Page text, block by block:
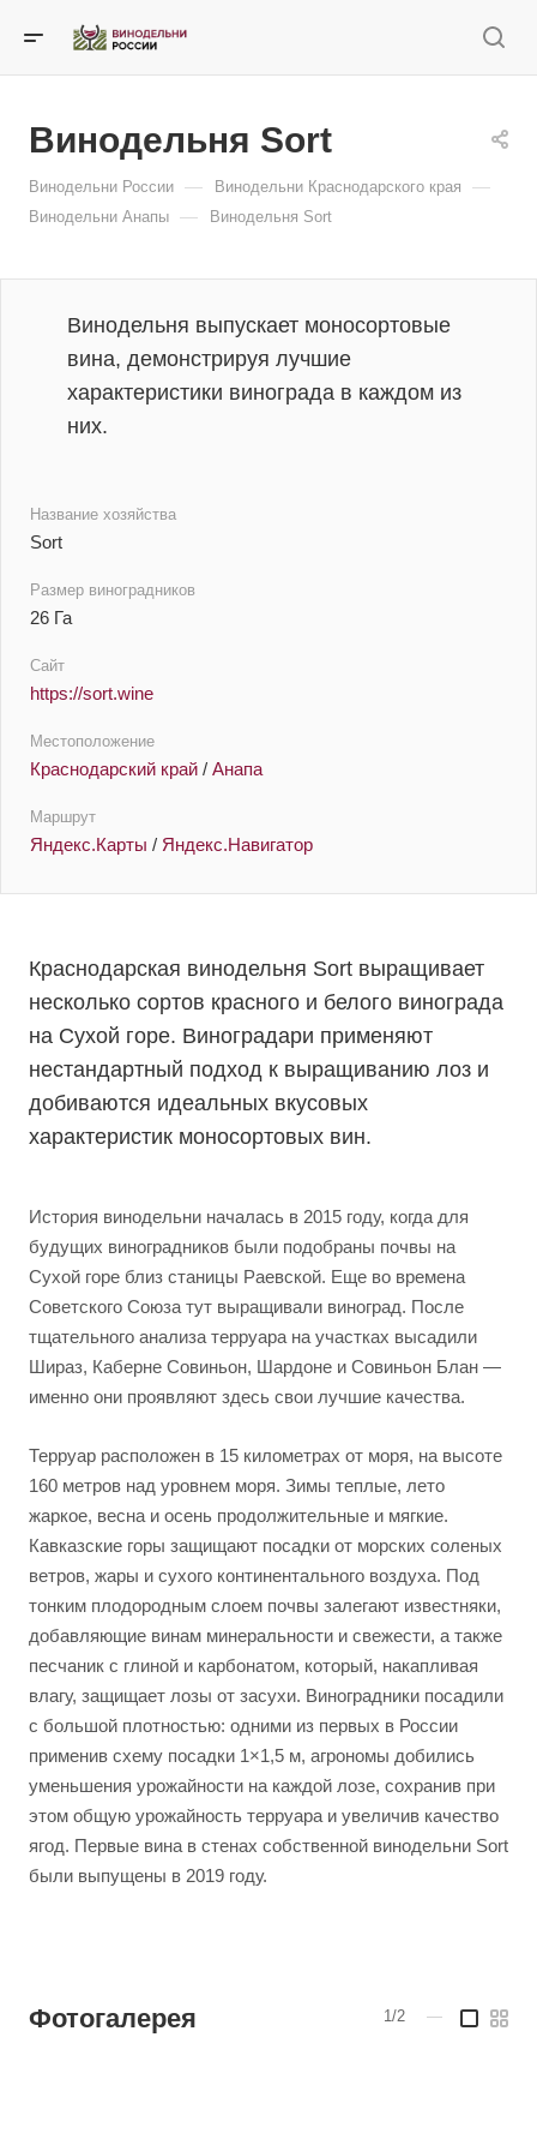
Винодельня Sort
Винодельни России — Винодельни Краснодарского края —
Винодельни Анапы — Винодельня Sort
Винодельня выпускает моносортовые
вина, демонстрируя лучшие
характеристики винограда в каждом из
них.
Название хозяйства
Sort
Размер виноградников
26 Га
Сайт
https://sort.wine
Местоположение
Краснодарский край / Анапа
Маршрут
Яндекс.Карты / Яндекс.Навигатор
Краснодарская винодельня Sort выращивает
несколько сортов красного и белого винограда
на Сухой горе. Виноградари применяют
нестандартный подход к выращиванию лоз и
добиваются идеальных вкусовых
характеристик моносортовых вин.
История винодельни началась в 2015 году, когда для
будущих виноградников были подобраны почвы на
Сухой горе близ станицы Раевской. Еще во времена
Советского Союза тут выращивали виноград. После
тщательного анализа терруара на участках высадили
Шираз, Каберне Совиньон, Шардоне и Совиньон Блан —
именно они проявляют здесь свои лучшие качества.
Терруар расположен в 15 километрах от моря, на высоте
160 метров над уровнем моря. Зимы теплые, лето
жаркое, весна и осень продолжительные и мягкие.
Кавказские горы защищают посадки от морских соленых
ветров, жары и сухого континентального воздуха. Под
тонким плодородным слоем почвы залегают известняки,
добавляющие винам минеральности и свежести, а также
песчаник с глиной и карбонатом, который, накапливая
влагу, защищает лозы от засухи. Виноградники посадили
с большой плотностью: одними из первых в России
применив схему посадки 1×1,5 м, агрономы добились
уменьшения урожайности на каждой лозе, сохранив при
этом общую урожайность терруара и увеличив качество
ягод. Первые вина в стенах собственной винодельни Sort
были выпущены в 2019 году.
Фотогалерея 1/2 —